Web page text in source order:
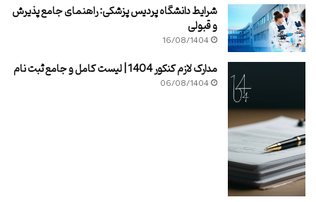
شرایط دانشگاه پردیس پزشکی: راهنمای جامع پذیرش
و قبولی
16/08/1404
مدارک لازم کنکور 1404 | لیست کامل و جامع ثبت نام
06/08/1404